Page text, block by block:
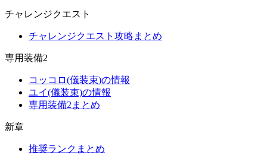
チャレンジクエスト
チャレンジクエスト攻略まとめ
専用装備2
コッコロ(儀装束)の情報
ユイ(儀装束)の情報
専用装備2まとめ
新章
推奨ランクまとめ